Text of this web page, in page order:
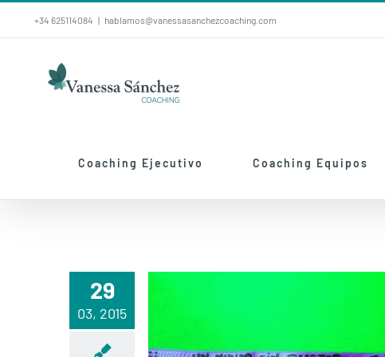
al
contenido
+34 625114084 | hablamos@vanessasanchezcoaching.com
Coaching Ejecutivo Coaching Equipos
29
03, 2015
MIS REFLEXIONES Y